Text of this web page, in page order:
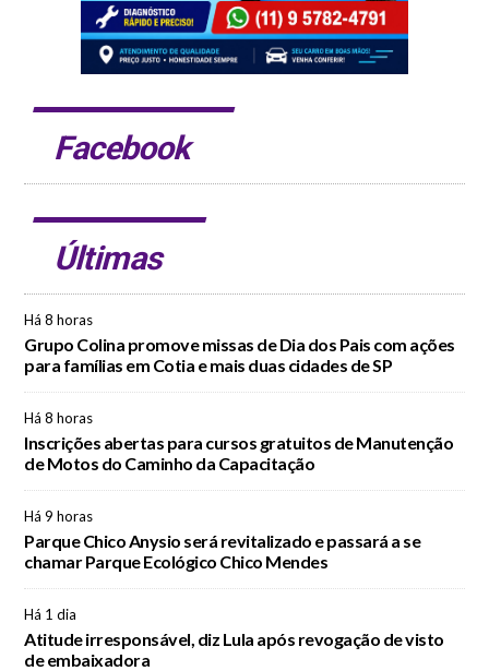
Facebook
Últimas
Há 8 horas
Grupo Colina promove missas de Dia dos Pais com ações
para famílias em Cotia e mais duas cidades de SP
Há 8 horas
Inscrições abertas para cursos gratuitos de Manutenção
de Motos do Caminho da Capacitação
Há 9 horas
Parque Chico Anysio será revitalizado e passará a se
chamar Parque Ecológico Chico Mendes
Há 1 dia
Atitude irresponsável, diz Lula após revogação de visto
de embaixadora